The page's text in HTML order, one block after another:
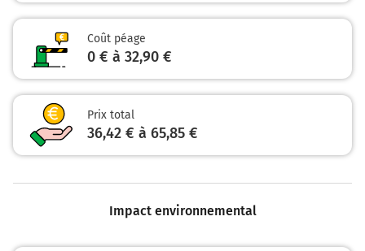
RUNGIS
PARIS
LONGJUMEAU
Prendre à gauche et rejoindre A10 E5 E50. Continuer sur
3,4 kilomètres
L'Aquitaine
275 km
Continuer A6b sur 2,5 kilomètres
Coût péage
0 € à 32,90 €
Prix total
36,42 € à 65,85 €
Impact environnemental